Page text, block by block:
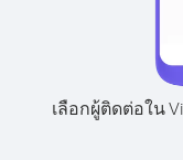
เลือกผู้ติดต่อใน